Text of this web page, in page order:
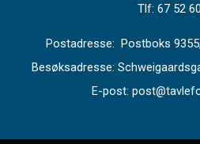
Tlf: 67 52
Postadresse: Postboks
Besøksadresse:
E-post: